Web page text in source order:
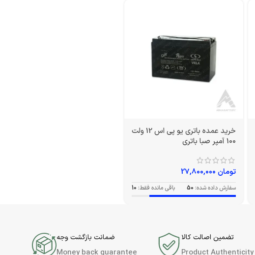
خرید عمده باتری یو پی اس 12 ولت
100 آمپر صبا باتری
تومان
سفارش داده شده: 50 باقی مانده فقط: 10
تضمین اصالت کالا ضمانت بازگشت وجه